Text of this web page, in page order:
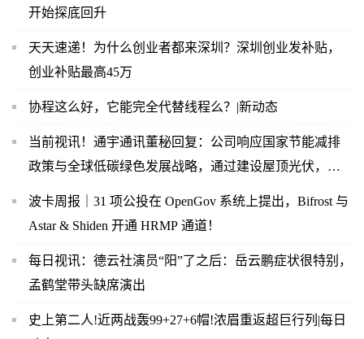
开始探底回升
天天速递！为什么创业者都来深圳？深圳创业发补贴，
创业补贴最高45万
协程这么好，它能完全代替线程么？|新动态
当前视讯！通宇通讯董秘回复：公司响应国家节能减排
政策与全球低碳绿色发展战略，通过建设屋顶光伏，实
波卡周报｜31 项公投在 OpenGov 系统上提出，Bifrost 与
Astar & Shiden 开通 HRMP 通道！
每日视讯：德云社演员“阳”了之后：岳云鹏症状很特别，
孟鹤堂带头缺席演出
史上第二人!近两战轰99+27+6帽!浓眉重返超巨行列|每日